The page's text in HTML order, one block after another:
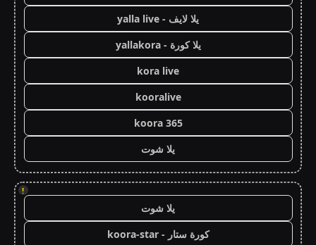
يلا لايف - yalla live
يلا كورة - yallakora
kora live
kooralive
koora 365
يلا شوت
!
يلا شوت
كورة ستار - koora-star